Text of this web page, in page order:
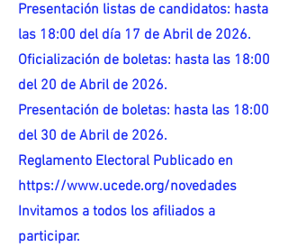
Presentación listas de candidatos: hasta
las 18:00 del día 17 de Abril de 2026.
Oficialización de boletas: hasta las 18:00
del 20 de Abril de 2026.
Presentación de boletas: hasta las 18:00
del 30 de Abril de 2026.
Reglamento Electoral Publicado en
https://www.ucede.org/novedades
Invitamos a todos los afiliados a
participar.